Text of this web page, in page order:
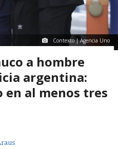
Contexto | Agencia Uno
a hombre
argentina:
al menos tres